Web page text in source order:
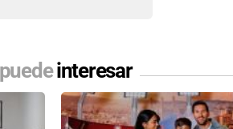
interesar